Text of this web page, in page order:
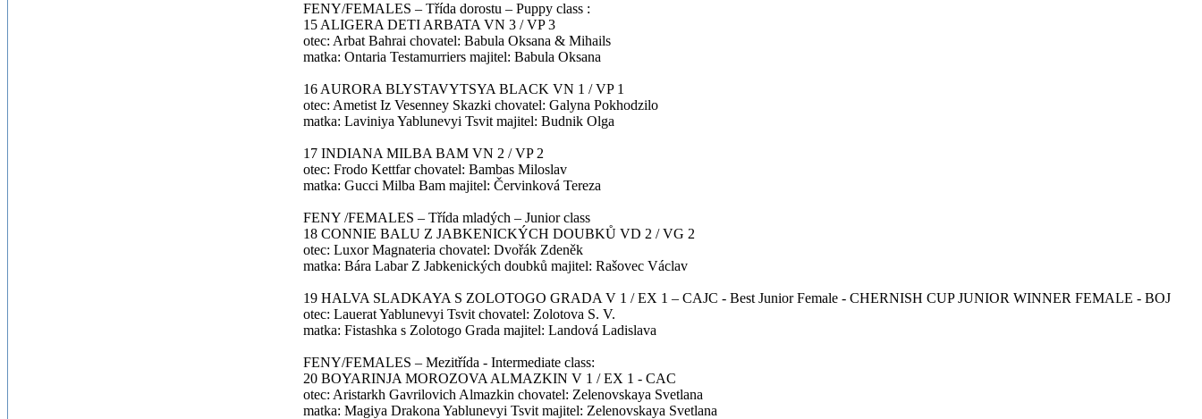
FENY/FEMALES – Třída dorostu – Puppy class :
15 ALIGERA DETI ARBATA VN 3 / VP 3
otec: Arbat Bahrai chovatel: Babula Oksana & Mihails
matka: Ontaria Testamurriers majitel: Babula Oksana
16 AURORA BLYSTAVYTSYA BLACK VN 1 / VP 1
otec: Ametist Iz Vesenney Skazki chovatel: Galyna Pokhodzilo
matka: Laviniya Yablunevyi Tsvit majitel: Budnik Olga
17 INDIANA MILBA BAM VN 2 / VP 2
otec: Frodo Kettfar chovatel: Bambas Miloslav
matka: Gucci Milba Bam majitel: Červinková Tereza
FENY /FEMALES – Třída mladých – Junior class
18 CONNIE BALU Z JABKENICKÝCH DOUBKŮ VD 2 / VG 2
otec: Luxor Magnateria chovatel: Dvořák Zdeněk
matka: Bára Labar Z Jabkenických doubků majitel: Rašovec Václav
19 HALVA SLADKAYA S ZOLOTOGO GRADA V 1 / EX 1 – CAJC - Best Junior Female - CHERNISH CUP JUNIOR WINNER FEMALE - BOJ
otec: Lauerat Yablunevyi Tsvit chovatel: Zolotova S. V.
matka: Fistashka s Zolotogo Grada majitel: Landová Ladislava
FENY/FEMALES – Mezitřída - Intermediate class:
20 BOYARINJA MOROZOVA ALMAZKIN V 1 / EX 1 - CAC
otec: Aristarkh Gavrilovich Almazkin chovatel: Zelenovskaya Svetlana
matka: Magiya Drakona Yablunevyi Tsvit majitel: Zelenovskaya Svetlana